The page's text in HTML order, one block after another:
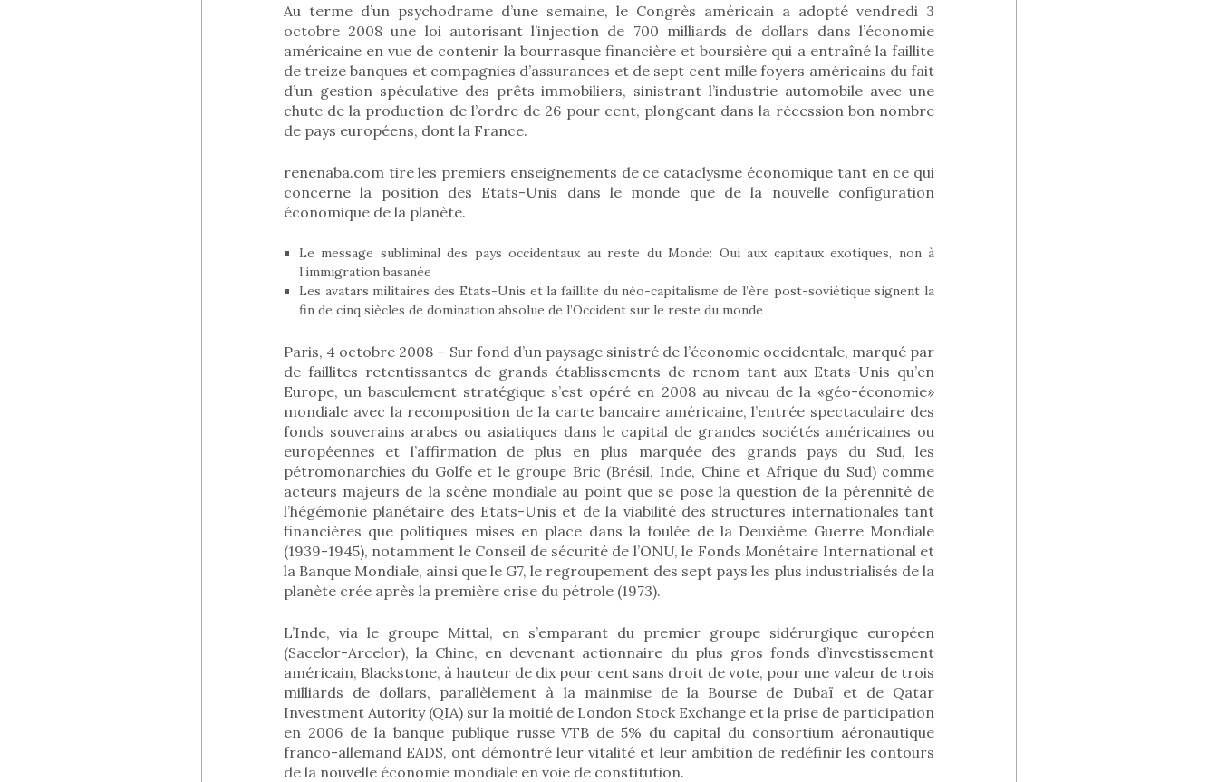
Au terme d’un psychodrame d’une semaine, le Congrès américain a adopté vendredi 3
octobre 2008 une loi autorisant l’injection de 700 milliards de dollars dans l’économie
américaine en vue de contenir la bourrasque financière et boursière qui a entraîné la faillite
de treize banques et compagnies d’assurances et de sept cent mille foyers américains du fait
d’un gestion spéculative des prêts immobiliers, sinistrant l’industrie automobile avec une
chute de la production de l’ordre de 26 pour cent, plongeant dans la récession bon nombre
de pays européens, dont la France.
renenaba.com tire les premiers enseignements de ce cataclysme économique tant en ce qui
concerne la position des Etats-Unis dans le monde que de la nouvelle configuration
économique de la planète.
Le message subliminal des pays occidentaux au reste du Monde: Oui aux capitaux exotiques, non à
l’immigration basanée
Les avatars militaires des Etats-Unis et la faillite du néo-capitalisme de l’ère post-soviétique signent la
fin de cinq siècles de domination absolue de l’Occident sur le reste du monde
Paris, 4 octobre 2008 – Sur fond d’un paysage sinistré de l’économie occidentale, marqué par
de faillites retentissantes de grands établissements de renom tant aux Etats-Unis qu’en
Europe, un basculement stratégique s’est opéré en 2008 au niveau de la «géo-économie»
mondiale avec la recomposition de la carte bancaire américaine, l’entrée spectaculaire des
fonds souverains arabes ou asiatiques dans le capital de grandes sociétés américaines ou
européennes et l’affirmation de plus en plus marquée des grands pays du Sud, les
pétromonarchies du Golfe et le groupe Bric (Brésil, Inde, Chine et Afrique du Sud) comme
acteurs majeurs de la scène mondiale au point que se pose la question de la pérennité de
l’hégémonie planétaire des Etats-Unis et de la viabilité des structures internationales tant
financières que politiques mises en place dans la foulée de la Deuxième Guerre Mondiale
(1939-1945), notamment le Conseil de sécurité de l’ONU, le Fonds Monétaire International et
la Banque Mondiale, ainsi que le G7, le regroupement des sept pays les plus industrialisés de la
planète crée après la première crise du pétrole (1973).
L’Inde, via le groupe Mittal, en s’emparant du premier groupe sidérurgique européen
(Sacelor-Arcelor), la Chine, en devenant actionnaire du plus gros fonds d’investissement
américain, Blackstone, à hauteur de dix pour cent sans droit de vote, pour une valeur de trois
milliards de dollars, parallèlement à la mainmise de la Bourse de Dubaï et de Qatar
Investment Autority (QIA) sur la moitié de London Stock Exchange et la prise de participation
en 2006 de la banque publique russe VTB de 5% du capital du consortium aéronautique
franco-allemand EADS, ont démontré leur vitalité et leur ambition de redéfinir les contours
de la nouvelle économie mondiale en voie de constitution.